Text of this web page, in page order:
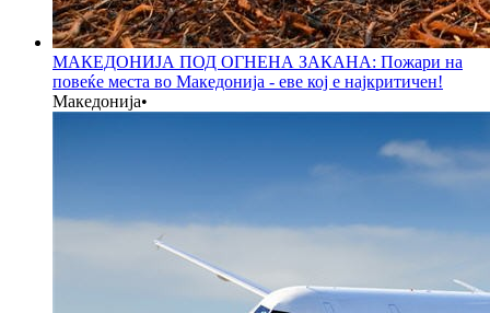
МАКЕДОНИЈА ПОД ОГНЕНА ЗАКАНА: Пожари на
повеќе места во Македонија - еве кој е најкритичен!
Македонија•